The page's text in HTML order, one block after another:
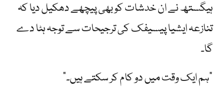
ہیگستھ نے ان خدشات کو بھی پیچھے دھکیل دیا کہ
تنازعہ ایشیا پیسیفک کی ترجیحات سے توجہ ہٹا دے
گا۔
"ہم ایک وقت میں دو کام کر سکتے ہیں۔”